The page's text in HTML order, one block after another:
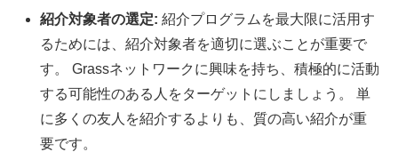
紹介対象者の選定: 紹介プログラムを最大限に活用す
るためには、紹介対象者を適切に選ぶことが重要で
す。 Grassネットワークに興味を持ち、積極的に活動
する可能性のある人をターゲットにしましょう。 単
に多くの友人を紹介するよりも、質の高い紹介が重
要です。